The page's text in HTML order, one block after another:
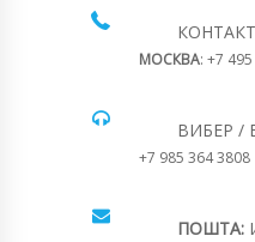
МОСКВА: +7
ВИБЕР /
+7 985 364 3808
ПОШТА: